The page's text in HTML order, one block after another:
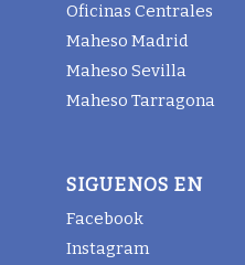
Oficinas Centrales
Maheso Madrid
Maheso Sevilla
Maheso Tarragona
SIGUENOS EN
Facebook
Instagram